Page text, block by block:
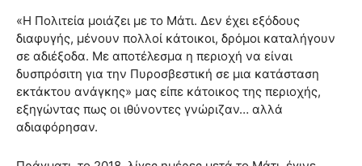
«Η Πολιτεία μοιάζει με το Μάτι. Δεν έχει εξόδους
διαφυγής, μένουν πολλοί κάτοικοι, δρόμοι καταλήγουν
σε αδιέξοδα. Με αποτέλεσμα η περιοχή να είναι
δυσπρόσιτη για την Πυροσβεστική σε μια κατάσταση
εκτάκτου ανάγκης» μας είπε κάτοικος της περιοχής,
εξηγώντας πως οι ιθύνοντες γνώριζαν… αλλά
αδιαφόρησαν.